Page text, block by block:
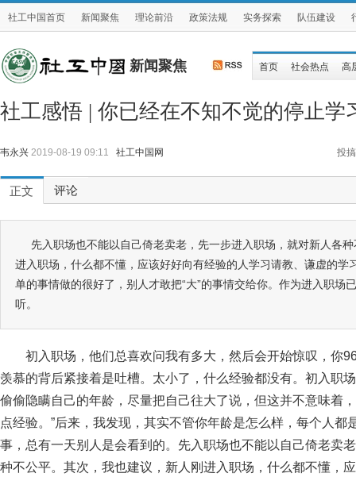
社工中国首页 新闻聚焦 理论前沿 政策法规 实务探索 队伍建设
新闻聚焦 首页 社会热点 高
社工感悟 | 你已经在不知不觉的停止学
韦永兴 2019-08-19 09:11 社工中国网 投搞
正文 评论
先入职场也不能以自己倚老卖老，先一步进入职场，就对新人各
进入职场，什么都不懂，应该好好向有经验的人学习请教、谦虚的学
单的事情做的很好了，别人才敢把“大”的事情交给你。作为进入职场
听。
初入职场，他们总喜欢问我有多大，然后会开始惊叹，你
羡慕的背后紧接着是吐槽。太小了，什么经验都没有。初入职
偷偷隐瞒自己的年龄，尽量把自己往大了说，但这并不意味着
点经验。”后来，我发现，其实不管你年龄是怎么样，每个人都
事，总有一天别人是会看到的。先入职场也不能以自己倚老卖
种不公平。其次，我也建议，新人刚进入职场，什么都不懂，